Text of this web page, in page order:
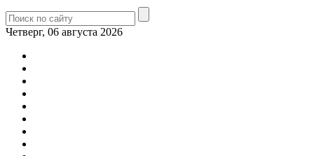
Четверг, 06 августа 2026